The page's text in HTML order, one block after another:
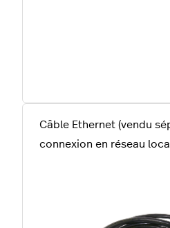
Câble Ethernet (vendu
connexion en réseau